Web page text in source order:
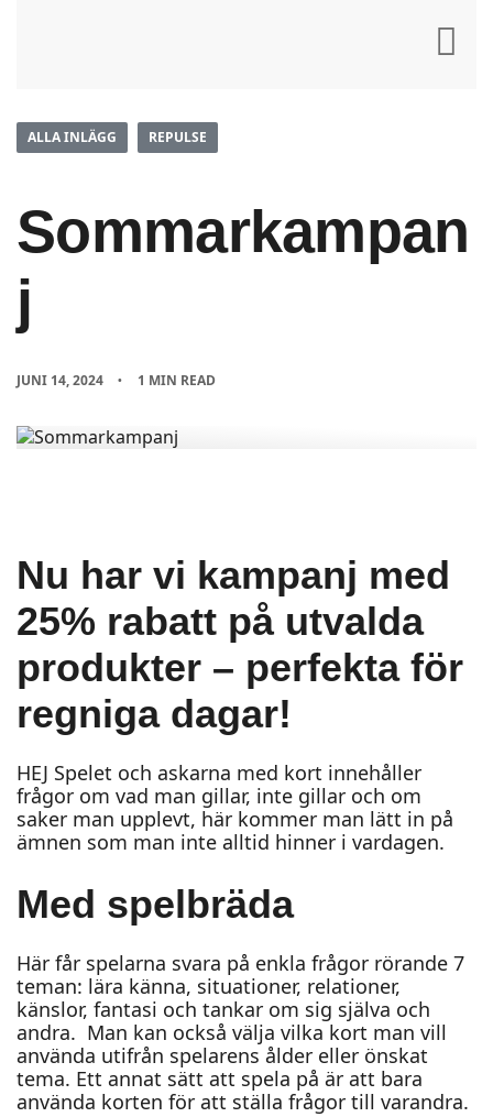
ALLA INLÄGG REPULSE
Sommarkampan
j
JUNI 14, 2024 1 MIN READ
Nu har vi kampanj med
25% rabatt på utvalda
produkter – perfekta för
regniga dagar!
HEJ Spelet och askarna med kort innehåller
frågor om vad man gillar, inte gillar och om
saker man upplevt, här kommer man lätt in på
ämnen som man inte alltid hinner i vardagen.
Med spelbräda
Här får spelarna svara på enkla frågor rörande 7
teman: lära känna, situationer, relationer,
känslor, fantasi och tankar om sig själva och
andra. Man kan också välja vilka kort man vill
använda utifrån spelarens ålder eller önskat
tema. Ett annat sätt att spela på är att bara
använda korten för att ställa frågor till varandra.